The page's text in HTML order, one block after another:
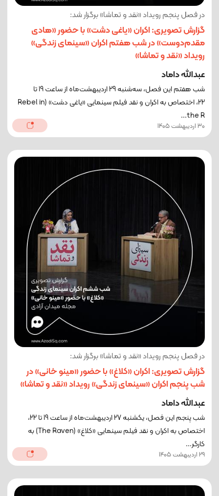
در فصل پنجم رویداد «نقد و تماشا» برگزار شد:
گزارش تصویری: اکران «یاغی دشت» با حضور «هادی
مقدم‌دوست» در شب هفتم اکران «سینمای زندگی»
رویداد «نقد و تماشا»
عبدالله داماد
شب هفتم این فصل، سه‌شنبه 29 اردیبهشت‌ماه از ساعت 19 تا
22، اختصاص به اکران و نقد فیلم سینمایی «یاغی دشت» (Rebel in
the R...
30 اردیبهشت 1405
در فصل پنجم رویداد «نقد و تماشا» برگزار شد:
گزارش تصویری: اکران «کلاغ» با حضور «مینو خانی» در
شب پنجم اکران «سینمای زندگی» رویداد «نقد و تماشا»
عبدالله داماد
شب پنجم این فصل، یکشنبه 27 اردیبهشت‌ماه از ساعت 19 تا 22،
اختصاص به اکران و نقد فیلم سینمایی «کلاغ» (The Raven) به
کارگر...
29 اردیبهشت 1405